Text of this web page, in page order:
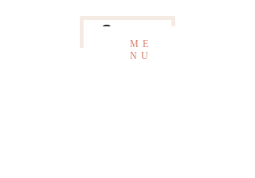
ME
NU
Contact